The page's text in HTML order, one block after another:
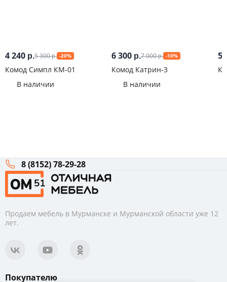
4 240 р.5 300р. -20%
Комод Симпл КМ-01
В наличии
6 300 р.7 000р. -10%
Комод Катрин-3
В наличии
5
8 (8152) 78-29-28
Продаем мебель в Мурманске и Мурманской области уже 12
лет.
Покупателю